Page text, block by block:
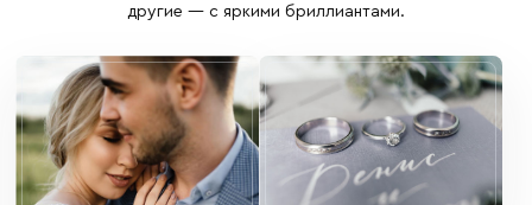
другие — с яркими бриллиантами.